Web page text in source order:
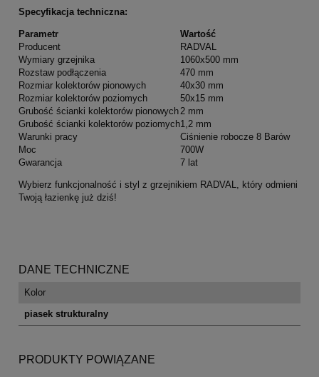
Specyfikacja techniczna:
Parametr
Wartość
Producent
RADVAL
Wymiary grzejnika
1060x500 mm
Rozstaw podłączenia
470 mm
Rozmiar kolektorów pionowych
40x30 mm
Rozmiar kolektorów poziomych
50x15 mm
Grubość ścianki kolektorów pionowych 2 mm
Grubość ścianki kolektorów poziomych1,2 mm
Warunki pracy
Ciśnienie robocze 8 Barów
Moc
700W
Gwarancja
7 lat
Wybierz funkcjonalność i styl z grzejnikiem RADVAL, który odmieni
Twoją łazienkę już dziś!
DANE TECHNICZNE
Kolor
piasek strukturalny
PRODUKTY POWIĄZANE